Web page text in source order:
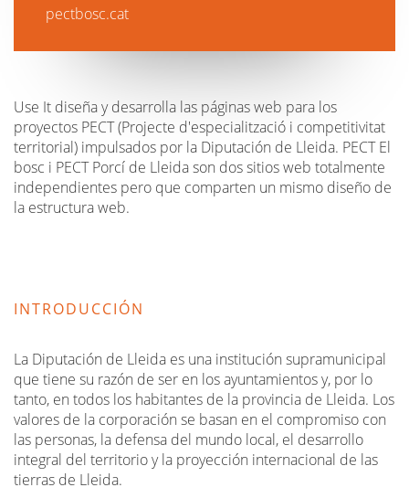
pectbosc.cat
Use It diseña y desarrolla las páginas web para los
proyectos PECT (Projecte d'especialització i competitivitat
territorial) impulsados por la Diputación de Lleida. PECT El
bosc i PECT Porcí de Lleida son dos sitios web totalmente
independientes pero que comparten un mismo diseño de
la estructura web.
INTRODUCCIÓN
La Diputación de Lleida es una institución supramunicipal
que tiene su razón de ser en los ayuntamientos y, por lo
tanto, en todos los habitantes de la provincia de Lleida. Los
valores de la corporación se basan en el compromiso con
las personas, la defensa del mundo local, el desarrollo
integral del territorio y la proyección internacional de las
tierras de Lleida.